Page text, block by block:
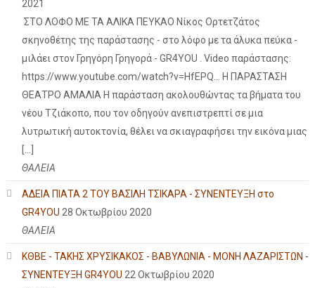
2021
ΣΤΟ ΛΟΦΟ ΜΕ ΤΑ ΑΛΙΚΑ ΠΕΥΚΑΟ Νίκος Ορτετζάτος
σκηνοθέτης της παράστασης - στο λόφο με τα άλυκα πεύκα -
μιλάει στον Γρηγόρη Γρηγορά - GR4YOU . Video παράστασης:
https://www.youtube.com/watch?v=HfEPQ... Η ΠΑΡΑΣΤΑΣΗ
ΘΕΑΤΡΟ ΑΜΑΛΙΑ Η παράσταση ακολουθώντας τα βήματα του
νέου Τζιάκοπο, που τον οδηγούν ανεπιστρεπτί σε μια
λυτρωτική αυτοκτονία, θέλει να σκιαγραφήσει την εικόνα μιας
ΘΑΛΕΙΑ
ΑΔΕΙΑ ΠΙΑΤΑ 2 ΤΟΥ ΒΑΣΙΛΗ ΤΣΙΚΑΡΑ - ΣΥΝΕΝΤΕΥΞΗ στο
GR4YOU 28 Οκτωβρίου 2020
ΘΑΛΕΙΑ
ΚΘΒΕ - ΤΑΚΗΣ ΧΡΥΣΙΚΑΚΟΣ - ΒΑΒΥΛΩΝΙΑ - ΜΟΝΗ ΛΑΖΑΡΙΣΤΩΝ -
ΣΥΝΕΝΤΕΥΞΗ GR4YOU 22 Οκτωβρίου 2020